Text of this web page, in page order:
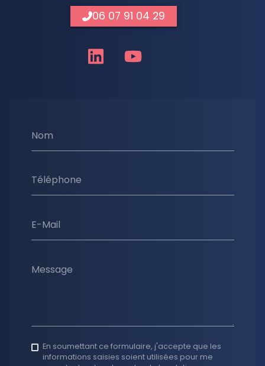
Nom
Téléphone
E-Mail
Message
En soumettant ce formulaire, j'accepte que les
informations saisies soient utilisées pour me
06 07 91 04 29